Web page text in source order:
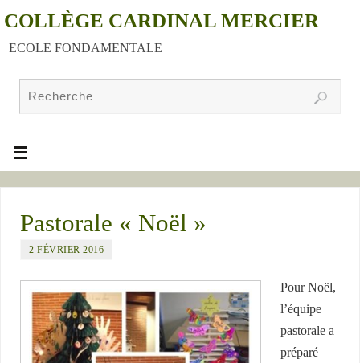
COLLÈGE CARDINAL MERCIER
ECOLE FONDAMENTALE
Pastorale « Noël »
2 FÉVRIER 2016
Pour Noël,
l’équipe
pastorale a
préparé